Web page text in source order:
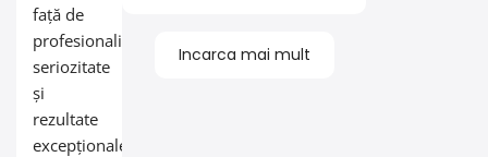
față de
profesionalism,
seriozitate
și
rezultate
excepționale.
Incarca mai mult